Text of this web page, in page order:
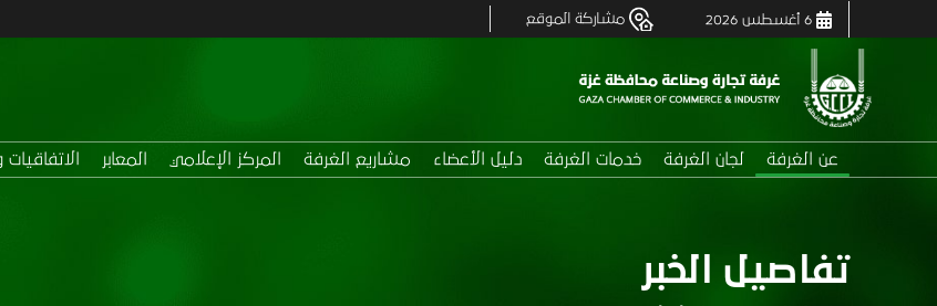
6 أغسطس 2026 مشاركة الموقع
عن الغرفة لجان الغرفة خدمات الغرفة دليل الأعضاء مشاريع الغرفة المركز الإعلامي المعابر الاتفاقيات
تفاصيل الخبر